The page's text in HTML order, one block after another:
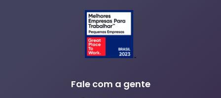
Fale com a gente